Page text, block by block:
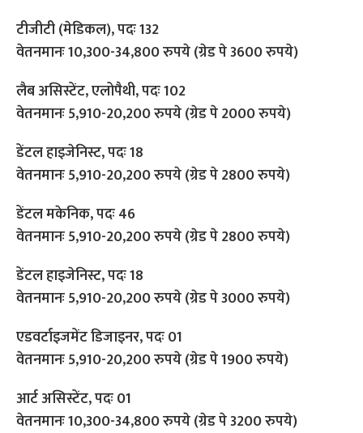
टीजीटी (मेडिकल), पदः 132
वेतनमानः 10,300-34,800 रुपये (ग्रेड पे 3600 रुपये)
लैब असिस्टेंट, एलोपैथी, पदः 102
वेतनमानः 5,910-20,200 रुपये (ग्रेड पे 2000 रुपये)
डेंटल हाइजेनिस्ट, पदः 18
वेतनमानः 5,910-20,200 रुपये (ग्रेड पे 2800 रुपये)
डेंटल मकेनिक, पदः 46
वेतनमानः 5,910-20,200 रुपये (ग्रेड पे 2800 रुपये)
डेंटल हाइजेनिस्ट, पदः 18
वेतनमानः 5,910-20,200 रुपये (ग्रेड पे 3000 रुपये)
एडवर्टाइजमेंट डिजाइनर, पदः 01
वेतनमानः 5,910-20,200 रुपये (ग्रेड पे 1900 रुपये)
आर्ट असिस्टेंट, पदः 01
वेतनमानः 10,300-34,800 रुपये (ग्रेड पे 3200 रुपये)